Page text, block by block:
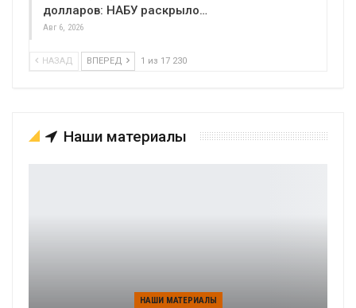
долларов: НАБУ раскрыло…
Авг 6, 2026
НАЗАД ВПЕРЕД 1 из 17 230
Наши материалы
НАШИ МАТЕРИАЛЫ